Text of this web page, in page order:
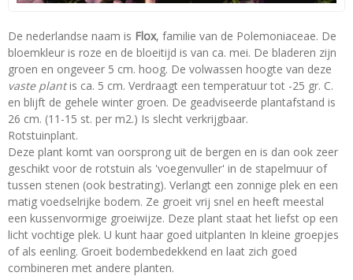
De nederlandse naam is Flox, familie van de Polemoniaceae. De
bloemkleur is roze en de bloeitijd is van ca. mei. De bladeren zijn
groen en ongeveer 5 cm. hoog. De volwassen hoogte van deze
vaste plantis ca. 5 cm. Verdraagt een temperatuur tot -25 gr. C.
en blijft de gehele winter groen. De geadviseerde plantafstand is
26 cm. (11-15 st. per m2.) Is slecht verkrijgbaar.
Rotstuinplant.
Deze plant komt van oorsprong uit de bergen en is dan ook zeer
geschikt voor de rotstuin als 'voegenvuller' in de stapelmuur of
tussen stenen (ook bestrating). Verlangt een zonnige plek en een
matig voedselrijke bodem. Ze groeit vrij snel en heeft meestal
een kussenvormige groeiwijze. Deze plant staat het liefst op een
licht vochtige plek. U kunt haar goed uitplanten In kleine groepjes
of als eenling. Groeit bodembedekkend en laat zich goed
combineren met andere planten.